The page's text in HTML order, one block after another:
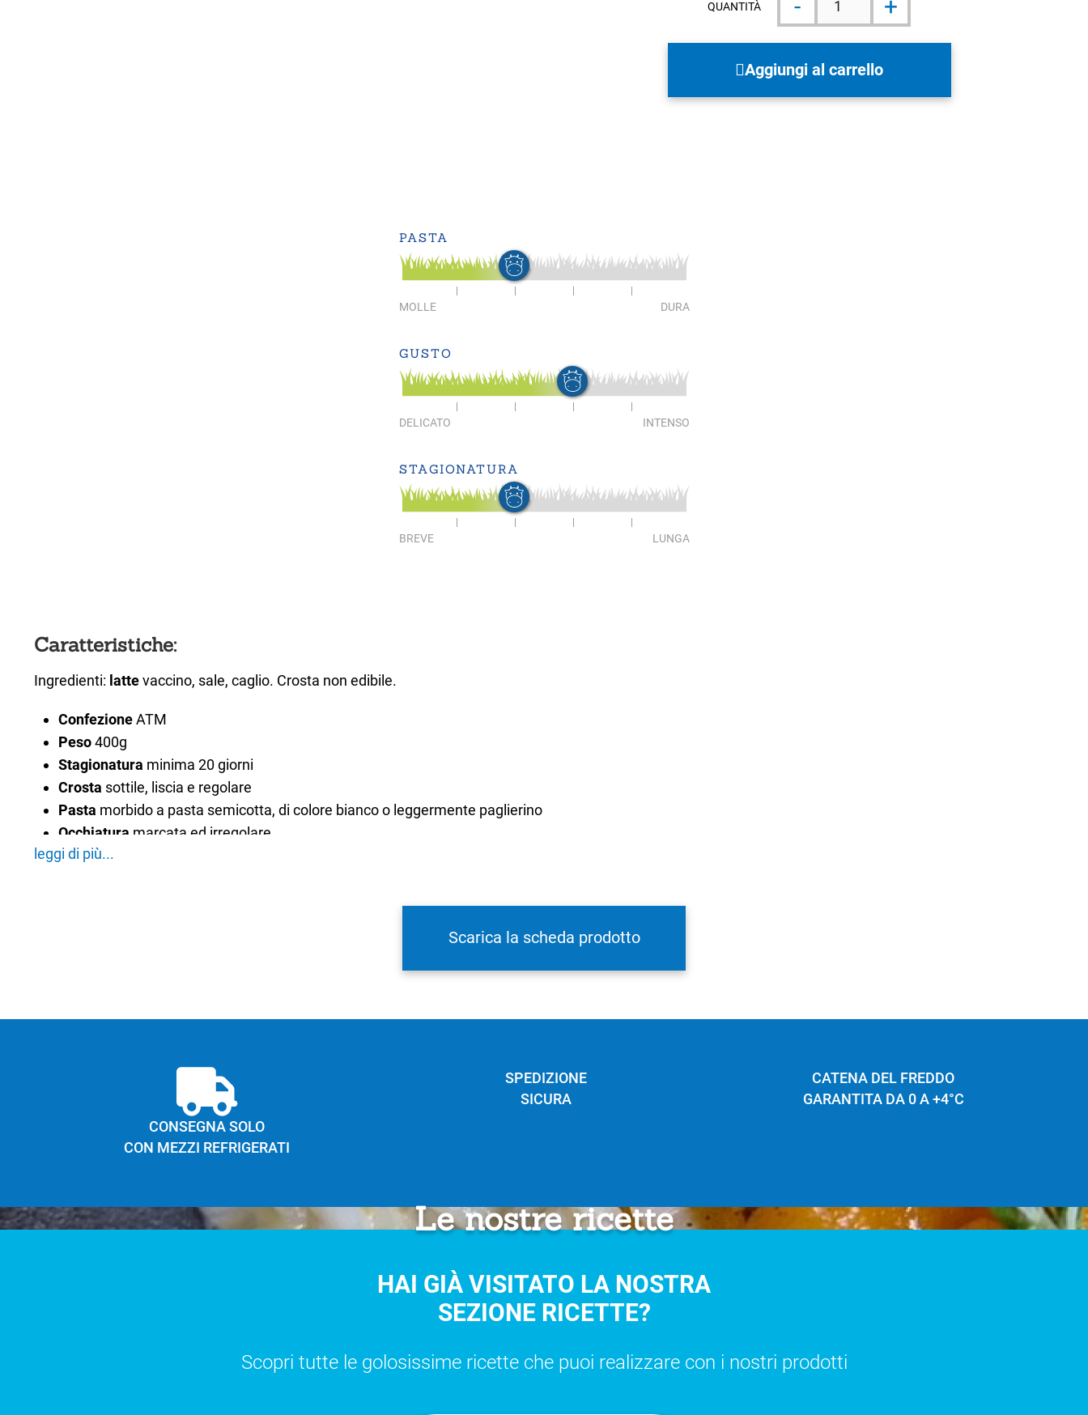
QUANTITÀ -
Asiago
Fresco
400g
+
Aggiungi al carrello
PASTA
MOLLE DURA
GUSTO
DELICATO INTENSO
STAGIONATURA
BREVE LUNGA
Caratteristiche:
Ingredienti: lattevaccino, sale, caglio. Crosta non edibile.
ConfezioneATM
Peso400g
Stagionatura minima 20 giorni
Crosta sottile, liscia e regolare
Pasta morbido a pasta semicotta, di colore bianco o leggermente paglierino
Occhiatura marcata ed irregolare
Saporedelicato e gradevole, leggermente acido, non salato e mai amaro; con richiami a sentori riferibili in maniera netta allo yogurt, al burro e al latte
leggi di più...
Scarica la scheda prodotto
CONSEGNA SOLO
CON MEZZI REFRIGERATI
SPEDIZIONE
SICURA
CATENA DEL FREDDO
GARANTITA DA 0 A +4°C
Le nostre ricette
HAI GIÀ VISITATO LA NOSTRA
SEZIONE RICETTE?
Scopri tutte le golosissime ricette che puoi realizzare con i nostri prodotti